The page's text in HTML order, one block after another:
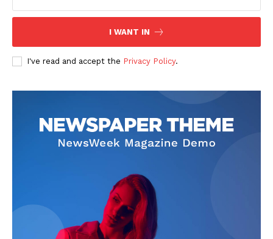
I WANT IN
I've read and accept the Privacy Policy.